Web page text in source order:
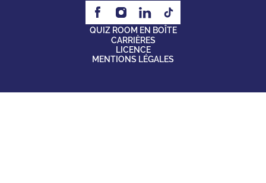
QUIZ ROOM EN BOÎTE
CARRIÈRES
LICENCE
MENTIONS LÉGALES